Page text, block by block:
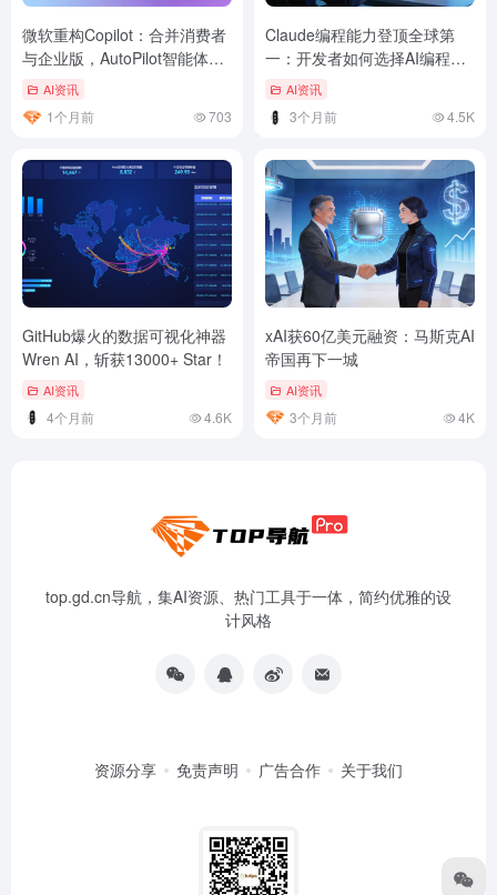
微软重构Copilot：合并消费者
与企业版，AutoPilot智能体后
台自动处理日程和邮件
AI资讯
1个月前 703
Claude编程能力登顶全球第
一：开发者如何选择AI编程工
具 AI资讯
3个月前 4.5K
GitHub爆火的数据可视化神器
Wren AI，斩获13000+ Star！
AI资讯
4个月前 4.6K
xAI获60亿美元融资：马斯克AI
帝国再下一城
AI资讯
3个月前 4K
top.gd.cn导航，集AI资源、热门工具于一体，简约优雅的设
计风格
资源分享 免责声明 广告合作 关于我们